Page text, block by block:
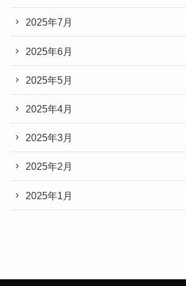
2025年7月
2025年6月
2025年5月
2025年4月
2025年3月
2025年2月
2025年1月